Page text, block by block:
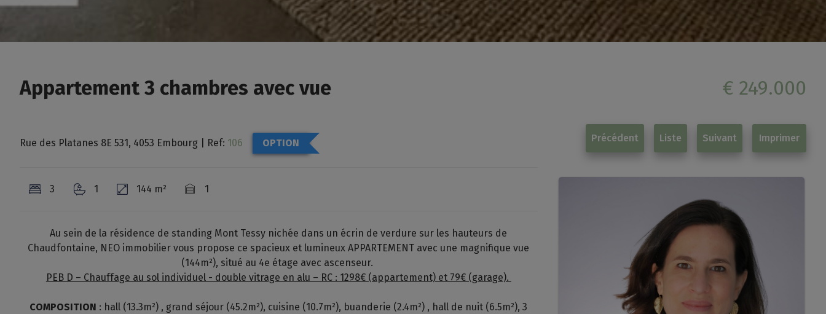
Appartement 3 chambres avec vue € 249.000
Rue des Platanes 8E 531, 4053 Embourg Ref: 106 OPTION Précédent Liste Suivant Imprimer
3 1 144 m² 1
Au sein de la résidence de standing Mont Tessy nichée dans un écrin de verdure sur les hauteurs de
Chaudfontaine, NEO immobilier vous propose ce spacieux et lumineux APPARTEMENT avec une magnifique vue
(144m²), situé au 4e étage avec ascenseur.
PEB D – Chauffage au sol individuel - double vitrage en alu – RC : 1298€ (appartement) et 79€ (garage).
COMPOSITION : hall (13.3m²) , grand séjour (45.2m²), cuisine (10.7m²), buanderie (2.4m²) , hall de nuit (6.5m²), 3